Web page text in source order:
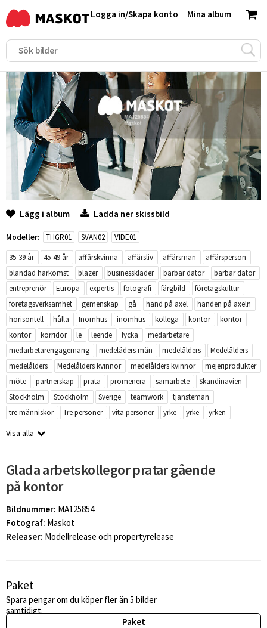
Mina album
Logga in/Skapa konto
Lägg i album Ladda ner skissbild
Modeller: THGR01 SVAN02
VIDE01
35-39 år
45-49 år affärskvinna affärsliv affärsman
affärsperson
blandad härkomst
blazer businesskläder bärbar dator
bärbar dator
entreprenör
Europa expertis fotografi färgbild
företagskultur
företagsverksamhet
gemenskap gå hand på axel
handen på axeln
horisontell
hålla Inomhus inomhus kollega kontor
kontor
kontor
korridor le leende lycka
medarbetare
medarbetarengagemang
medelåders män medelålders
Medelålders
medelålders
Medelålders kvinnor medelålders kvinnor
mejeriprodukter
möte
partnerskap prata promenera samarbete
Skandinavien
Stockholm
Stockholm Sverige teamwork
tjänsteman
tre människor
Tre personer vita personer yrke yrke yrken
Visa alla
Glada arbetskollegor pratar gående
på kontor
Bildnummer: MA125854
Fotograf: Maskot
Releaser: Modellrelease och propertyrelease
Paket
Spara pengar om du köper fler än 5 bilder
samtidigt.
Paket